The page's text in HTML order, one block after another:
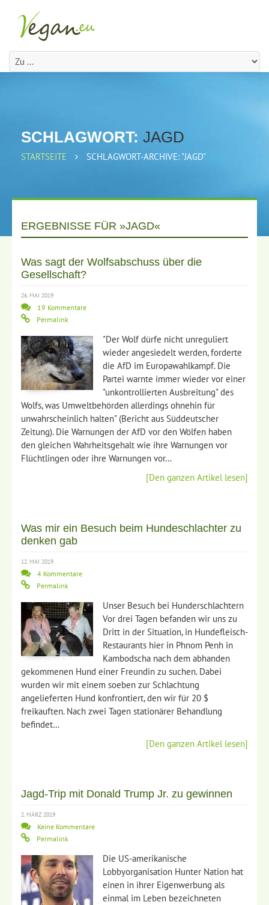
SCHLAGWORT: JAGD
STARTSEITE SCHLAGWORT-ARCHIVE: "JAGD"
ERGEBNISSE FÜR »JAGD«
Was sagt der Wolfsabschuss über die
Gesellschaft?
26. MAI 2019
19 Kommentare
Permalink
"Der Wolf dürfe nicht unreguliert
wieder angesiedelt werden, forderte
die AfD im Europawahlkampf. Die
Partei warnte immer wieder vor einer
"unkontrollierten Ausbreitung" des
Wolfs, was Umweltbehörden allerdings ohnehin für
unwahrscheinlich halten" (Bericht aus Süddeutscher
Zeitung). Die Warnungen der AfD vor den Wölfen haben
den gleichen Wahrheitsgehalt wie ihre Warnungen vor
Flüchtlingen oder ihre Warnungen vor…
[Den ganzen Artikel lesen]
Was mir ein Besuch beim Hundeschlachter zu
denken gab
12. MAI 2019
4 Kommentare
Permalink
Unser Besuch bei Hunderschlachtern
Vor drei Tagen befanden wir uns zu
Dritt in der Situation, in Hundefleisch-
Restaurants hier in Phnom Penh in
Kambodscha nach dem abhanden
gekommenen Hund einer Freundin zu suchen. Dabei
wurden wir mit einem soeben zur Schlachtung
angelieferten Hund konfrontiert, den wir für 20 $
freikauften. Nach zwei Tagen stationärer Behandlung
befindet…
[Den ganzen Artikel lesen]
Jagd-Trip mit Donald Trump Jr. zu gewinnen
2. MÄRZ 2019
Keine Kommentare
Permalink
Die US-amerikanische
Lobbyorganisation Hunter Nation hat
einen in ihrer Eigenwerbung als
einmal im Leben bezeichneten